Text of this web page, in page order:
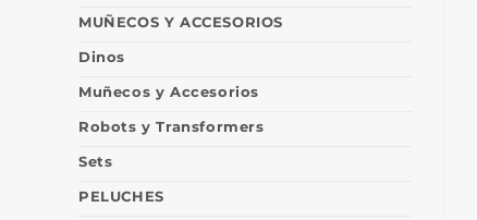
MUÑECOS Y ACCESORIOS
Dinos
Muñecos y Accesorios
Robots y Transformers
Sets
PELUCHES